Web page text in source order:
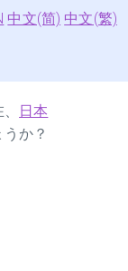
中文(简) 中文(繁)
日本
か？